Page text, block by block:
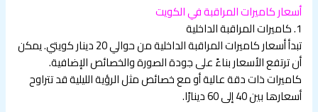
أسعار كاميرات المراقبة في الكويت
1. كاميرات المراقبة الداخلية
تبدأ أسعار كاميرات المراقبة الداخلية من حوالي 20 دينار كويتي. يمكن
أن ترتفع الأسعار بناءً على جودة الصورة والخصائص الإضافية.
كاميرات ذات دقة عالية أو مع خصائص مثل الرؤية الليلية قد تتراوح
أسعارها بين 40 إلى 60 دينارًا.